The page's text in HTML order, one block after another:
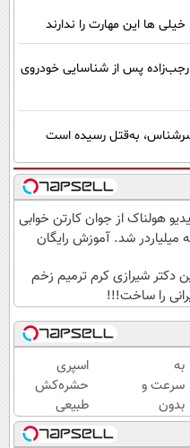
ها این مهارت را ندارند
پس از شناسایی خودروی
سرشناس، به‌قتل رسیده است
هولناک از جوان کارتن خوابی
میلیاردر شد. آموزش رایگان
دکتر شیرازی کرم ترمیم زخم
را ساخت!!!
به
سرعت و
بدون
دردسر به
اسپری
حشره‌کش
طبیعی
تارومار